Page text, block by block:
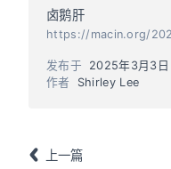
卤鹅肝
https://macin.org/
作者 Shirley Lee
发布于 2025年3月3日
上一篇